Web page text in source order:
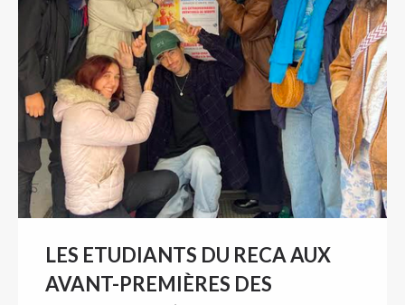
LES ETUDIANTS DU RECA AUX
AVANT-PREMIÈRES DES